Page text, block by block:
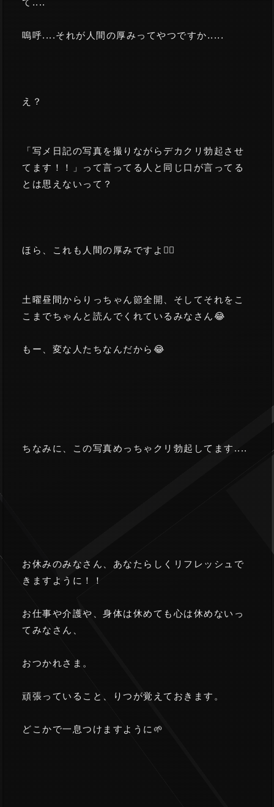
嗚呼....それが人間の厚みってやつですか.....
え？
「写メ日記の写真を撮りながらデカクリ勃起させ
てます！！」って言ってる人と同じ口が言ってる
とは思えないって？
ほら、これも人間の厚みですよ🙂‍↕️
土曜昼間からりっちゃん節全開、そしてそれをこ
こまでちゃんと読んでくれているみなさん😂
もー、変な人たちなんだから😂
ちなみに、この写真めっちゃクリ勃起してます....
お休みのみなさん、あなたらしくリフレッシュで
きますように！！
お仕事や介護や、身体は休めても心は休めないっ
てみなさん、
おつかれさま。
頑張っていること、りつが覚えておきます。
どこかで一息つけますように🌱